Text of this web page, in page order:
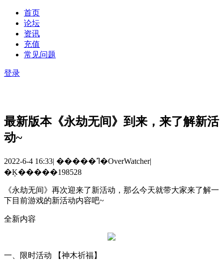
首页
论坛
资讯
充值
常见问题
登录
最新版本《永劫无间》到来，来了解新活
动~
2022-6-4 16:33| �����ߣ�OverWatcher|
�Ķ�����198528
《永劫无间》再次迎来了新活动，那么今天就带大家来了解一
下目前游戏的新活动内容吧~
全新内容
一、限时活动 【神木祈福】